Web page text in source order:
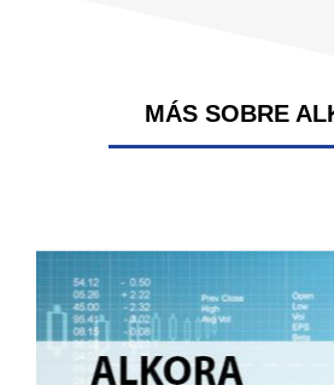
MÁS SOBRE